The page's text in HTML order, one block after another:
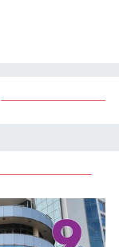
ve spor
Ayrıca Yeni